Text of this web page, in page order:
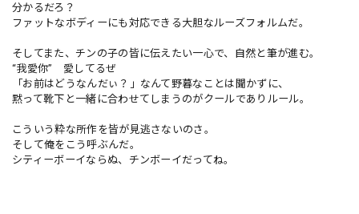
分かるだろ？
ファットなボディーにも対応できる大胆なルーズフォルムだ。
そしてまた、チンの子の皆に伝えたい一心で、自然と筆が進む。
“我愛你” 愛してるぜ
「お前はどうなんだぃ？」なんて野暮なことは聞かずに、
黙って靴下と一緒に合わせてしまうのがクールでありルール。
こういう粋な所作を皆が見逃さないのさ。
そして俺をこう呼ぶんだ。
シティーボーイならぬ、チンボーイだってね。